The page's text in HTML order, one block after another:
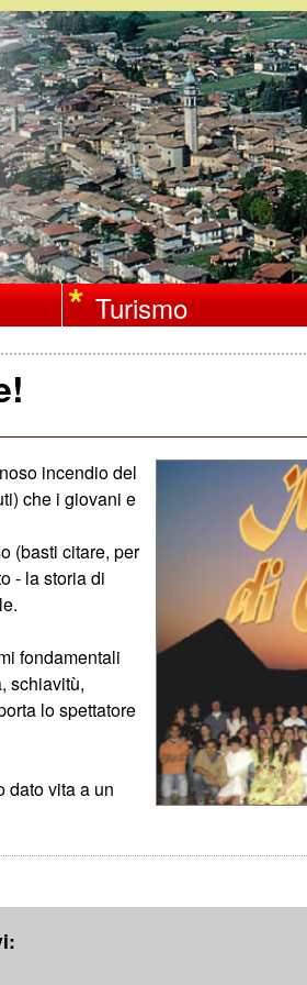
Turismo
incendio del
che i giovani e
(basti citare, per
- la storia di
fondamentali
schiavitù,
lo spettatore
dato vita a un